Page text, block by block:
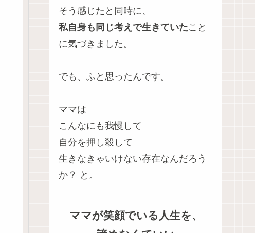
そう感じたと同時に、
私自身も同じ考えで生きていたこと
に気づきました。
でも、ふと思ったんです。
ママは
こんなにも我慢して
自分を押し殺して
生きなきゃいけない存在なんだろう
か？ と。
ママが笑顔でいる人生を、